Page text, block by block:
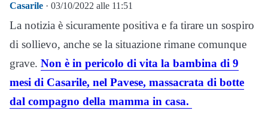
Casarile · 03/10/2022 alle 11:51
La notizia è sicuramente positiva e fa tirare un sospiro
di sollievo, anche se la situazione rimane comunque
grave. Non è in pericolo di vita la bambina di 9
mesi di Casarile, nel Pavese, massacrata di botte
dal compagno della mamma in casa.